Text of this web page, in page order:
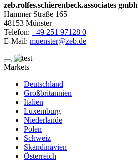
zeb.rolfes.schierenbeck.associates gmbh
Hammer Straße 165
48153 Münster
Telefon: +49 251 97128 0
E-Mail: muenster@zeb.de
Markets
Deutschland
Großbritannien
Italien
Luxemburg
Niederlande
Polen
Schweiz
Skandinavien
Österreich